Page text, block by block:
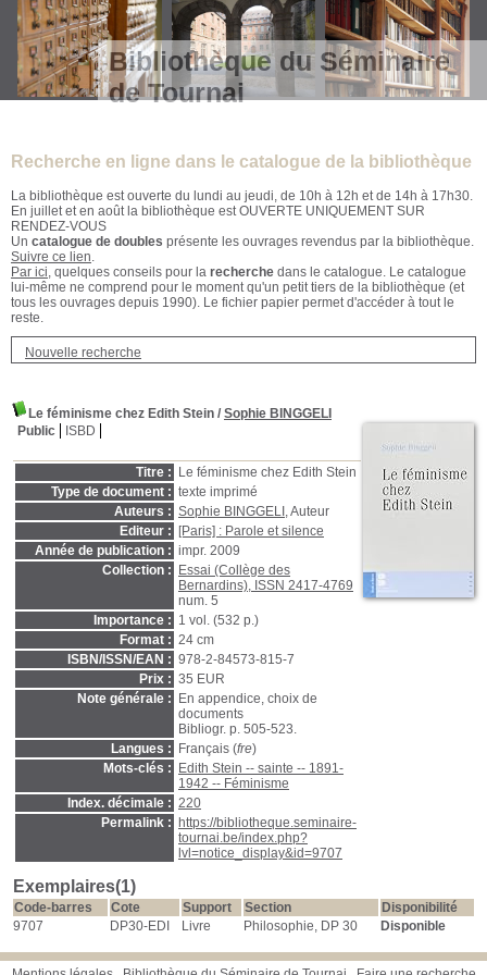
Bibliothèque du Séminaire
de Tournai
Recherche en ligne dans le catalogue de la bibliothèque
La bibliothèque est ouverte du lundi au jeudi, de 10h à 12h et de 14h à 17h30.
En juillet et en août la bibliothèque est OUVERTE UNIQUEMENT SUR
RENDEZ-VOUS
Un catalogue de doubles présente les ouvrages revendus par la bibliothèque.
Suivre ce lien.
Par ici, quelques conseils pour la recherche dans le catalogue. Le catalogue
lui-même ne comprend pour le moment qu'un petit tiers de la bibliothèque (et
tous les ouvrages depuis 1990). Le fichier papier permet d'accéder à tout le
reste.
Nouvelle recherche
Le féminisme chez Edith Stein / Sophie BINGGELI
Public
ISBD
Titre :
Le féminisme chez Edith Stein
Type de document : texte imprimé
Auteurs : Sophie BINGGELI , Auteur
Editeur :
[Paris] : Parole et silence
Année de publication : impr. 2009
Collection :
Essai (Collège des
Bernardins), ISSN 2417-4769
num. 5
Importance : 1 vol. (532 p.)
Format : 24 cm
ISBN/ISSN/EAN : 978-2-84573-815-7
Prix : 35 EUR
Note générale :
En appendice, choix de
documents
Bibliogr. p. 505-523.
Langues :
Français (fre)
Mots-clés :
Edith Stein -- sainte -- 1891-
1942 -- Féminisme
Index. décimale : 220
Permalink :
https://bibliotheque.seminaire-
tournai.be/index.php?
lvl=notice_display&id=9707
Exemplaires(1)
Code-barres Cote Support Section
Disponibilité
9707
DP30-EDI Livre Philosophie, DP 30 Disponible